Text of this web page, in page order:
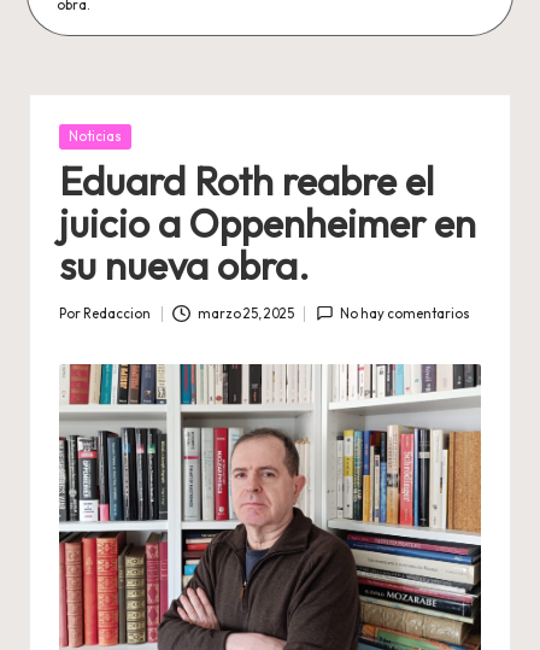
obra.
Publicada
Noticias
Eduard Roth reabre el
juicio a Oppenheimer en
su nueva obra.
Por Redaccion marzo 25, 2025 No hay comentarios